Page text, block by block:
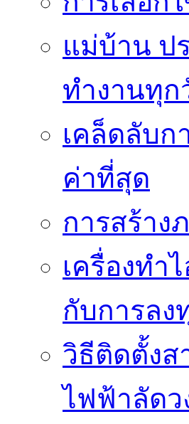
แม่บ้าน ป
ทำงานทุก
เคล็ดลับก
ค่าที่สุด
การสร้า
เครื่องทำ
กับการลง
วิธีติดตั้งส
ไฟฟ้าลัดว